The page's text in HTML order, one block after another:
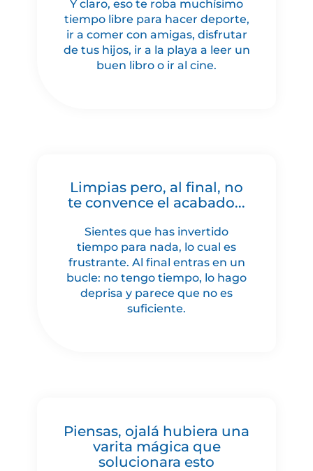
Y claro, eso te roba muchísimo
tiempo libre para hacer deporte,
ir a comer con amigas, disfrutar
de tus hijos, ir a la playa a leer un
buen libro o ir al cine.
Limpias pero, al final, no
te convence el acabado...
Sientes que has invertido
tiempo para nada, lo cual es
frustrante. Al final entras en un
bucle: no tengo tiempo, lo hago
deprisa y parece que no es
suficiente.
Piensas, ojalá hubiera una
varita mágica que
solucionara esto